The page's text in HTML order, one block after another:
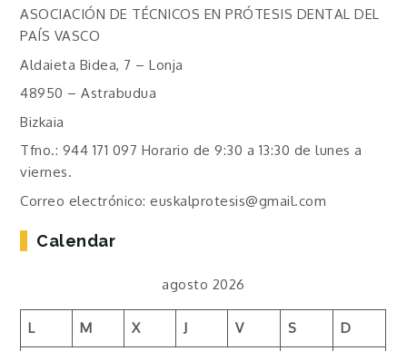
ASOCIACIÓN DE TÉCNICOS EN PRÓTESIS DENTAL DEL
PAÍS VASCO
Aldaieta Bidea, 7 – Lonja
48950 – Astrabudua
Bizkaia
Tfno.: 944 171 097 Horario de 9:30 a 13:30 de lunes a
viernes.
Correo electrónico: euskalprotesis@gmail.com
Calendar
agosto 2026
L M X J V S D